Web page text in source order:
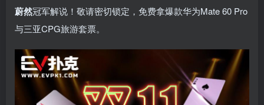
蔚然冠军解说！敬请密切锁定，免费拿爆款华为Mate 60 Pro
与三亚CPG旅游套票。